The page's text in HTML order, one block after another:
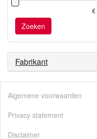
€
Zoeken
Fabrikant
Algemene voorwaarden
Privacy statement
Disclaimer